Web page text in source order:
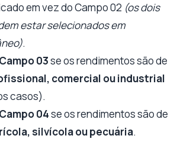
em vez do Campo 02 (os dois
estar selecionados em
.
Campo 03se os rendimentos são de
comercial ou industrial
casos).
Campo 04se os rendimentos são de
silvícola ou pecuária.